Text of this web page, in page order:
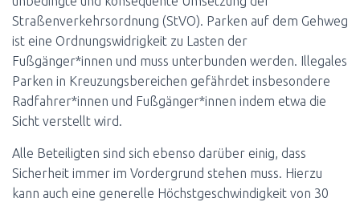
Straßenverkehrsordnung (StVO). Parken auf dem Gehweg
ist eine Ordnungswidrigkeit zu Lasten der
Fußgänger*innen und muss unterbunden werden. Illegales
Parken in Kreuzungsbereichen gefährdet insbesondere
Radfahrer*innen und Fußgänger*innen indem etwa die
Sicht verstellt wird.
Alle Beteiligten sind sich ebenso darüber einig, dass
Sicherheit immer im Vordergrund stehen muss. Hierzu
kann auch eine generelle Höchstgeschwindigkeit von 30